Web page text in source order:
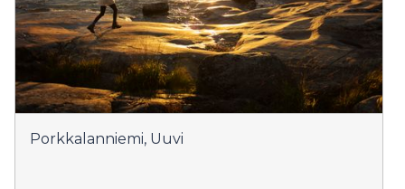
Porkkalanniemi, Uuvi